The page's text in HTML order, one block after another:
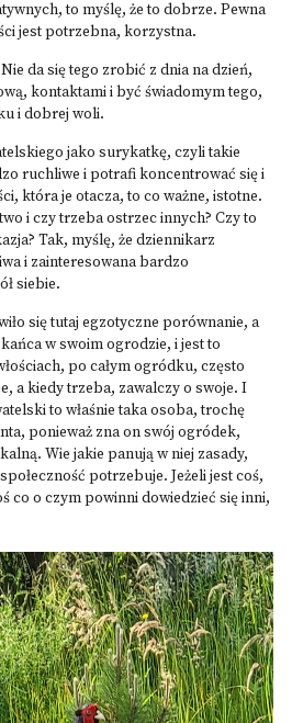
to myślę, że to dobrze. Pewna
jest potrzebna, korzystna.
da się tego zrobić z dnia na dzień,
kontaktami i być świadomym tego,
i dobrej woli.
jako surykatkę, czyli takie
ruchliwe i potrafi koncentrować się i
która je otacza, to co ważne, istotne.
i czy trzeba ostrzec innych? Czy to
Tak, myślę, że dziennikarz
i zainteresowana bardzo
siebie.
się tutaj egzotyczne porównanie, a
w swoim ogrodzie, i jest to
po całym ogródku, często
a kiedy trzeba, zawalczy o swoje. I
to właśnie taka osoba, trochę
ponieważ zna on swój ogródek,
Wie jakie panują w niej zasady,
potrzebuje. Jeżeli jest coś,
co o czym powinni dowiedzieć się inni,